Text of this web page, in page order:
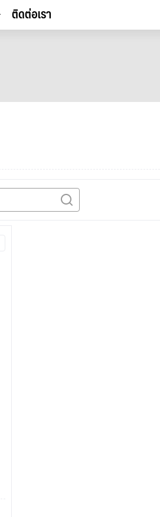
ติดต่อเรา